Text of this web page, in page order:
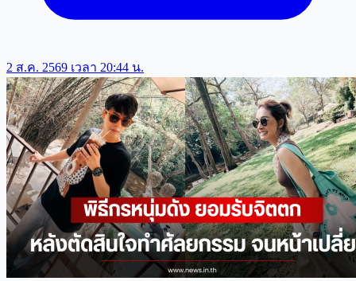
2 ส.ค. 2569 เวลา 20:44 น.